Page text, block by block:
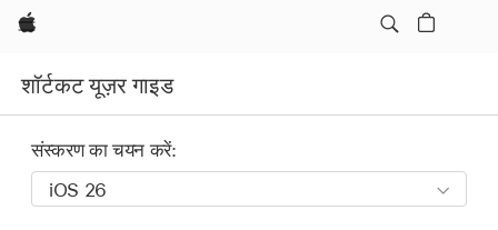
Apple
शॉर्टकट यूज़र गाइड
संस्करण का चयन करें: